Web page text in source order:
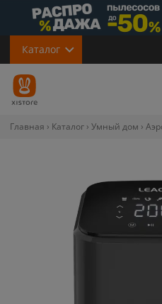
Каталог
Главная Каталог Умный дом